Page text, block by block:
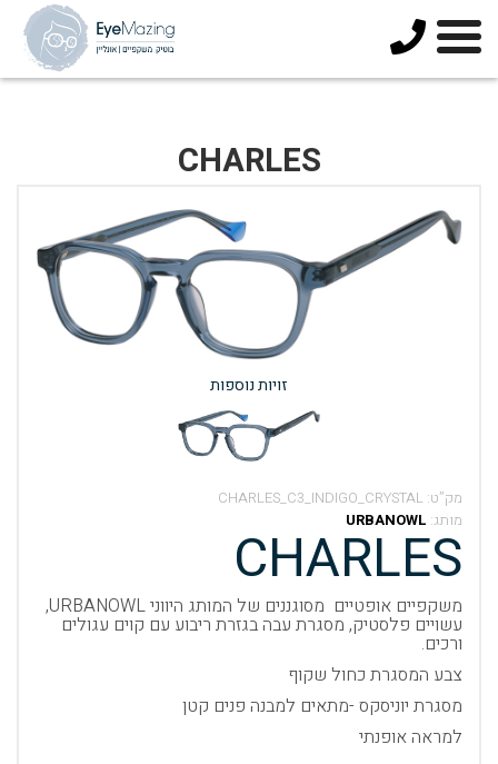
3744678
CHARLES
זויות נוספות
מק”ט: CHARLES_C3_INDIGO_CRYSTAL
מותג: URBANOWL
CHARLES
משקפיים אופטיים מסוגננים של המותג היווני URBANOWL,
עשויים פלסטיק, מסגרת עבה בגזרת ריבוע עם קוים עגולים
ורכים.
צבע המסגרת כחול שקוף
מסגרת יוניסקס -מתאים למבנה פנים קטן
למראה אופנתי